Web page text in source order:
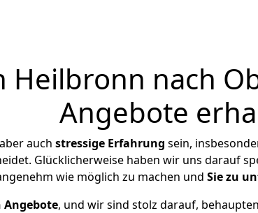
Heilbronn nach
Angebote
auch stressige Erfahrung sein,
Glücklicherweise haben wir uns darauf
wie möglich zu machen und Sie zu
Angebote, und wir sind stolz darauf,